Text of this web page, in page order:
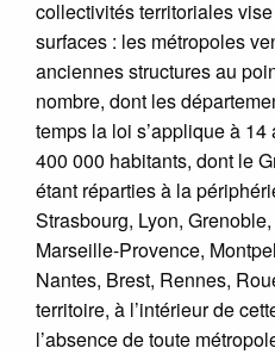
collectivités territoriales
surfaces : les métropoles
anciennes structures au
nombre, dont les
temps la loi s’applique à
400 000 habitants, dont le
étant réparties à la
Strasbourg, Lyon,
Marseille-Provence,
Nantes, Brest, Rennes,
territoire, à l’intérieur de
l’absence de toute